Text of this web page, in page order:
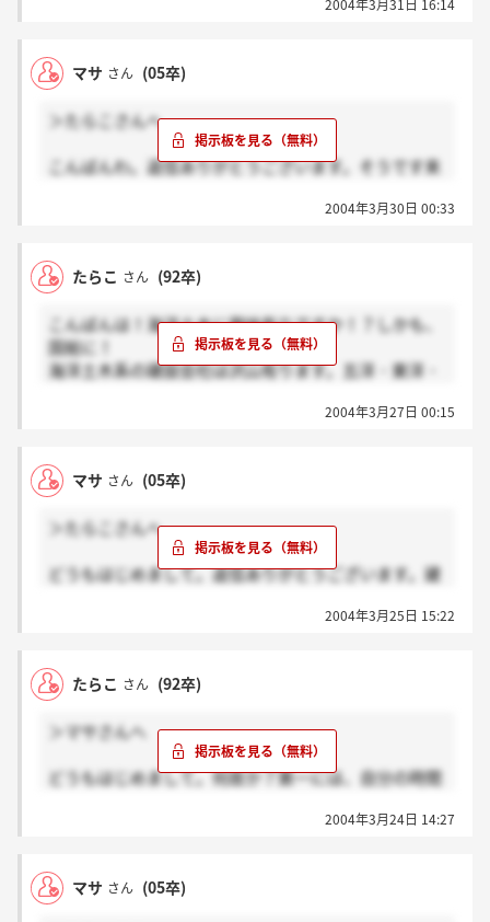
最近の公共工事の特色として発注時における公募型が
は大型施工が多くなっているのでその工種についての
実務経験がないと入札に参加出来ないと言う物です。
と？その道で全国の公募工事移動は考えられますよ。
特に国総は、地盤改良を得意としています。地盤改良
をやりたい！と手をあげればまず間違いなく出来るで
木で苦労する事を考えた方がいいです。その後に海上
いますよ。私は海上工事が好きですけどね(^_^.) マ
サさんは何支店希望ですか？まず無理でしょうけ
2004年3月31日 16:14
マサ さん (05卒)
＞たらこさんへ
こんばんわ。返信ありがとうございます。そうです来
最初は海洋土木が得意なマリコンを探してましてその
っているように、会社の規模が大きすぎないところに
惹かれました。たらこさんの話を聞かせてもらって社
やっぱりどこの会社でも海上・陸上両方で、海上だけ
とかはないんですね！？何年か色々な現場を経験して
数年後とかには海上・陸上に別れて専門的に働くとい
2004年3月30日 00:33
たらこ さん (92卒)
こんばんは！海洋土木に興味有りですか！？しかも、
国総に！
海洋土木系の建設会社は沢山有ります。五洋・東洋・
好きですよ。他の会社ではなくって国総で良かったと
う事です。チョット、話しがそれましたので戻しま
す。私は、海上・陸上と経験しました。鋼管杭・鋼矢
良・浚渫・第二東名高速道路等です。国総の一番の得
意分野は地盤改良です。勿論船も多く持っています。
でも最近は船を韓国に売却しています。昔、みたいに
は膨大ですからね。建設会社は、他の業種と違って、
すけど、国総は社風はいいですよ。部長はもとより、
支店長とも気楽に会話出来る会社です。私も、常務・
は、来年就職ですか？頑張って下さい。
ちなみに、国総は東海大学が多いですよ。
2004年3月27日 00:15
マサ さん (05卒)
＞たらこさんへ
どうもはじめまして。返信ありがとうございます。建
ったのですか？私は、海洋土木に興味があって国土総
合建設に入社したいと思っているのですが海洋土木で
2004年3月25日 15:22
たらこ さん (92卒)
＞マサさんへ
どうもはじめまして。何故か？第一には、自分の時間
いますけど、建設業は休み少ないですよ。国総は土
います。でもこれは本社&支店勤務者の話です。現場
勤務になると朝は8時～5時です。でも実際は、7時前
2004年3月24日 14:27
マサ さん (05卒)